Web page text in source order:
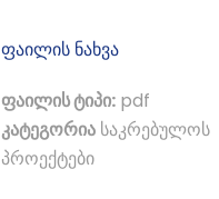
ფაილის ნახვა
ფაილის ტიპი:pdf
კატეგორიასაკრებულოს
პროექტები